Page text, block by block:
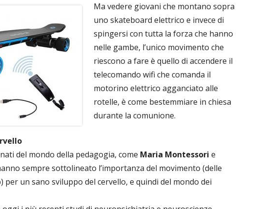
Ma vedere giovani che montano sopra
uno skateboard elettrico e invece di
spingersi con tutta la forza che hanno
nelle gambe, l’unico movimento che
riescono a fare è quello di accendere il
telecomando wifi che comanda il
motorino elettrico agganciato alle
rotelle, è come bestemmiare in chiesa
durante la comunione.
del mondo della pedagogia, come Maria Montessori e
sempre sottolineato l’importanza del movimento (delle
per un sano sviluppo del cervello, e quindi del mondo dei